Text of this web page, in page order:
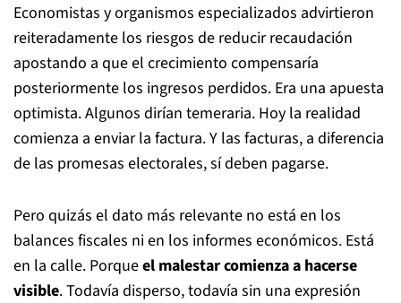
Economistas y organismos especializados advirtieron
reiteradamente los riesgos de reducir recaudación
apostando a que el crecimiento compensaría
posteriormente los ingresos perdidos. Era una apuesta
optimista. Algunos dirían temeraria. Hoy la realidad
comienza a enviar la factura. Y las facturas, a diferencia
de las promesas electorales, sí deben pagarse.
Pero quizás el dato más relevante no está en los
balances fiscales ni en los informes económicos. Está
en la calle. Porqueel malestar comienza a hacerse
visible. Todavía disperso, todavía sin una expresión